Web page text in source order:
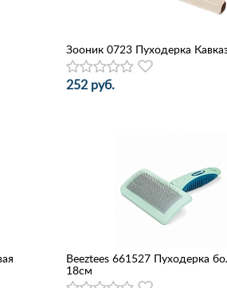
Зооник 0723
252 руб.
Beeztees 661527 Пуходерка
18см